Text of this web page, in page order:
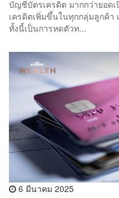
บัญชีบัตรเครดิต มากกว่ายอ
เครดิตเพิ่มขึ้นในทุกกลุ่มลูกค้า
ทั้งนี้เป็นการหดตัวท...
6 มีนาคม 2025